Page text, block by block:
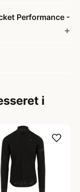
Performance -
i